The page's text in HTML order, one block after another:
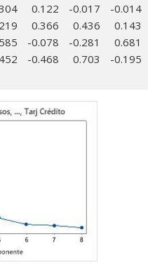
0.122 -0.017
-0.014
0.366 0.436
0.143
-0.078 -0.281
0.681
-0.468 0.703 -0.195